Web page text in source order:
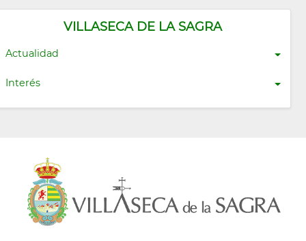
VILLASECA DE LA SAGRA
Actualidad
Interés